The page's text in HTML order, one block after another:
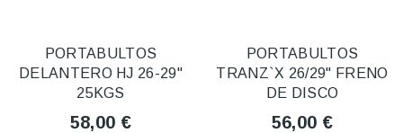
PORTABULTOS
DELANTERO HJ 26-29"
25KGS
58,00 €
PORTABULTOS
TRANZ`X 26/29" FRENO
DE DISCO
56,00 €